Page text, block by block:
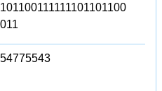
101100111111101101100
011
54775543